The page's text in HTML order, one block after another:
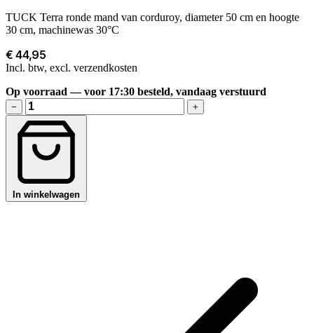
TUCK Terra ronde mand van corduroy, diameter 50 cm en hoogte
30 cm, machinewas 30°C
€ 44,95
Incl. btw, excl. verzendkosten
Op voorraad — voor 17:30 besteld, vandaag verstuurd
− +
In winkelwagen